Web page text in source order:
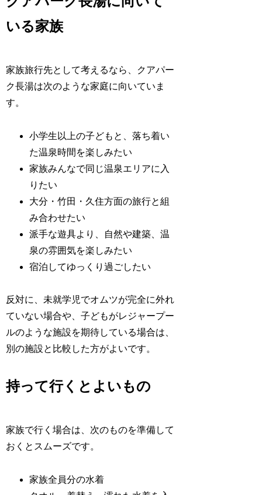
いる家族
家族旅行先として考えるなら、クアパー
ク長湯は次のような家庭に向いていま
す。
小学生以上の子どもと、落ち着い
た温泉時間を楽しみたい
家族みんなで同じ温泉エリアに入
りたい
大分・竹田・久住方面の旅行と組
み合わせたい
派手な遊具より、自然や建築、温
泉の雰囲気を楽しみたい
宿泊してゆっくり過ごしたい
反対に、未就学児でオムツが完全に外れ
ていない場合や、子どもがレジャープー
ルのような施設を期待している場合は、
別の施設と比較した方がよいです。
持って行くとよいもの
家族で行く場合は、次のものを準備して
おくとスムーズです。
家族全員分の水着